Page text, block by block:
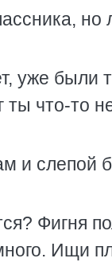
уже были
ты что-то
и слепой
Фигня
Ищи